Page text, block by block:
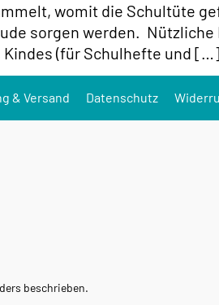
womit die Schultüte
sorgen werden. Nützliche
Kindes (für Schulhefte und […]
& Versand Datenschutz
beschrieben.